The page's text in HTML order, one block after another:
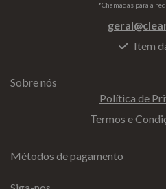
*Chamadas para a
Item
Sobre nós
Política de
Termos e
Métodos de pagamento